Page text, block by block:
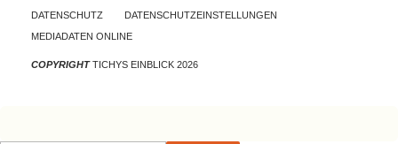
DATENSCHUTZ
DATENSCHUTZEINSTELLUNGEN
MEDIADATEN ONLINE
COPYRIGHTTICHYS EINBLICK 2026